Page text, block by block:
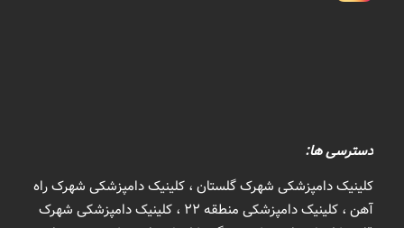
دسترسی ها:
کلینیک دامپزشکی شهرک گلستان ، کلینیک دامپزشکی شهرک راه
آهن ، کلینیک دامپزشکی منطقه 22 ، کلینیک دامپزشکی شهرک